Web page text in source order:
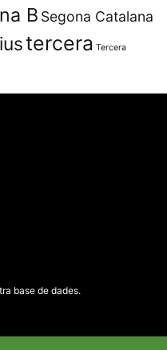
B Segona Catalana
tercera Tercera
base de dades.